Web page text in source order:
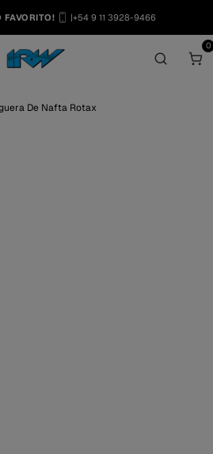
FAVORITO! |+54 9 11 3928-9466
0
De Nafta Rotax